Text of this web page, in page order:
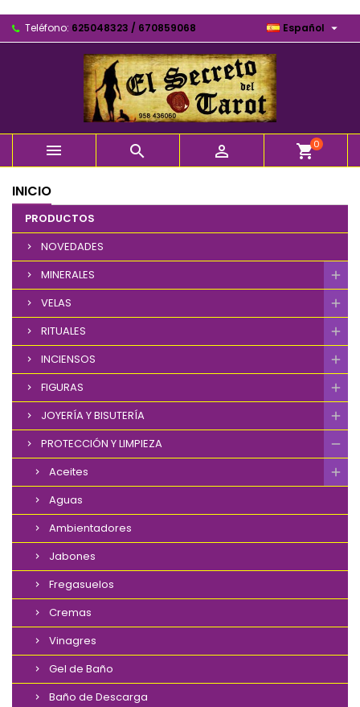
Teléfono: 625048323 / 670859068 Español 
   shopping_cart0
INICIO
PRODUCTOS
NOVEDADES
MINERALES
VELAS
RITUALES
INCIENSOS
FIGURAS
JOYERÍA Y BISUTERÍA
PROTECCIÓN Y LIMPIEZA
Aceites
Aguas
Ambientadores
Jabones
Fregasuelos
Cremas
Vinagres
Gel de Baño
Baño de Descarga